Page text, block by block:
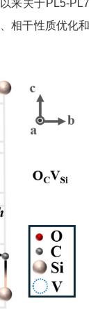
来关于PL5-PL7
相干性质优化和